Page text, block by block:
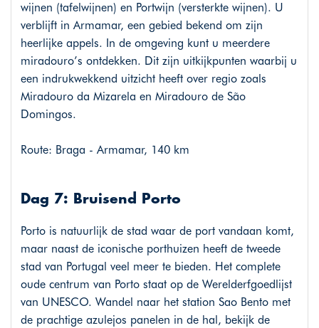
wijnen (tafelwijnen) en Portwijn (versterkte wijnen). U
verblijft in Armamar, een gebied bekend om zijn
heerlijke appels. In de omgeving kunt u meerdere
miradouro’s ontdekken. Dit zijn uitkijkpunten waarbij u
een indrukwekkend uitzicht heeft over regio zoals
Miradouro da Mizarela en Miradouro de São
Domingos.
Route: Braga - Armamar, 140 km
Dag 7: Bruisend Porto
Porto is natuurlijk de stad waar de port vandaan komt,
maar naast de iconische porthuizen heeft de tweede
stad van Portugal veel meer te bieden. Het complete
oude centrum van Porto staat op de Werelderfgoedlijst
van UNESCO. Wandel naar het station Sao Bento met
de prachtige azulejos panelen in de hal, bekijk de